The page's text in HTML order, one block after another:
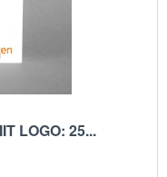
LOGO: 25...